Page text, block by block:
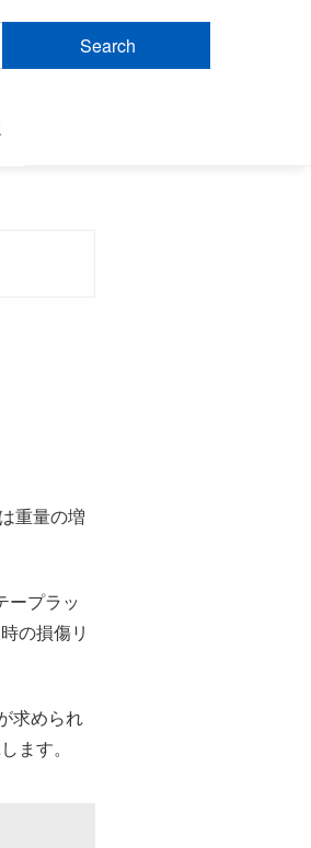
Search
重量の増
ープラッ
の損傷リ
求められ
ます。